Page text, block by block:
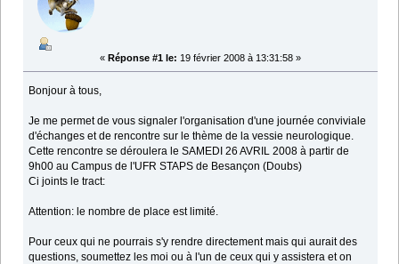
« Réponse #1 le: 19 février 2008 à 13:31:58 »
Bonjour à tous,
Je me permet de vous signaler l'organisation d'une journée conviviale
d'échanges et de rencontre sur le thème de la vessie neurologique.
Cette rencontre se déroulera le SAMEDI 26 AVRIL 2008 à partir de
9h00 au Campus de l'UFR STAPS de Besançon (Doubs)
Ci joints le tract:
Attention: le nombre de place est limité.
Pour ceux qui ne pourrais s'y rendre directement mais qui aurait des
questions, soumettez les moi ou à l'un de ceux qui y assistera et on